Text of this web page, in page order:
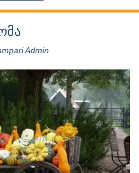
Admin